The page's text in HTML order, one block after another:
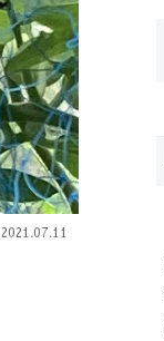
2021.07.11